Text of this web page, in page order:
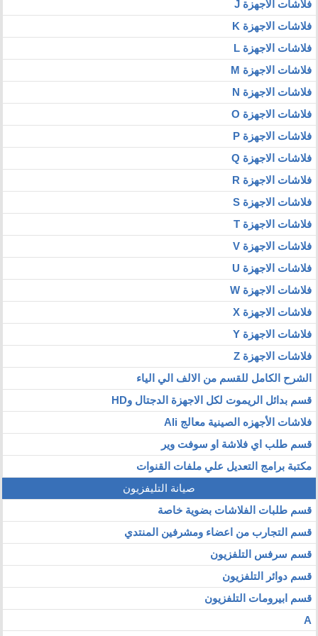
فلاشات الاجهزة J
فلاشات الاجهزة K
فلاشات الاجهزة L
فلاشات الاجهزة M
فلاشات الاجهزة N
فلاشات الاجهزة O
فلاشات الاجهزة P
فلاشات الاجهزة Q
فلاشات الاجهزة R
فلاشات الاجهزة S
فلاشات الاجهزة T
فلاشات الاجهزة V
فلاشات الاجهزة U
فلاشات الاجهزة W
فلاشات الاجهزة X
فلاشات الاجهزة Y
فلاشات الاجهزة Z
الشرح الكامل للقسم من الالف الي الياء
قسم بدائل الريموت لكل الاجهزة الدجتال وHD
فلاشات الأجهزه الصينية معالج Ali
قسم طلب اي فلاشة او سوفت وير
مكتبة برامج التعديل علي ملفات القنوات
صيانة التليفزيون
قسم طلبات الفلاشات بضوية خاصة
قسم التجارب من اعضاء ومشرفين المنتدي
قسم سرفس التلفزيون
قسم دوائر التلفزيون
قسم ابيرومات التلفزيون
A